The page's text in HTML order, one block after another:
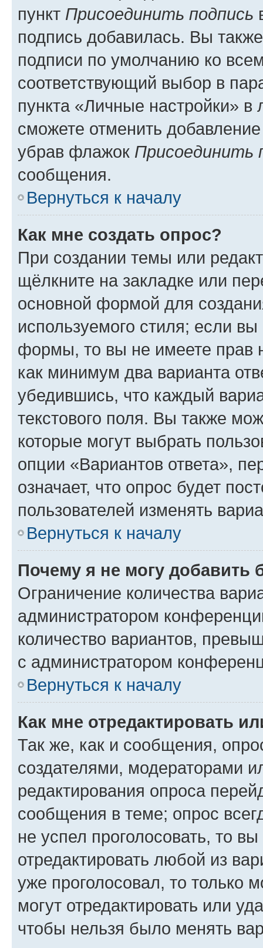
пункт Присоединить подпись
подпись добавилась. Вы
подписи по умолчанию ко
соответствующий выбор в
пункта «Личные настройки»
сможете отменить
убрав флажок Присоединить
сообщения.
Вернуться к началу
Как мне создать опрос?
При создании темы или
щёлкните на закладке или
основной формой для
используемого стиля; если
формы, то вы не имеете прав
как минимум два варианта
убедившись, что каждый
текстового поля. Вы также
которые могут выбрать
опции «Вариантов ответа»,
означает, что опрос будет
пользователей изменять
Вернуться к началу
Почему я не могу добавить
Ограничение количества
администратором
количество вариантов,
с администратором
Вернуться к началу
Как мне отредактировать
Так же, как и сообщения,
создателями, модераторами
редактирования опроса
сообщения в теме; опрос
не успел проголосовать, то
отредактировать любой из
уже проголосовал, то только
могут отредактировать или
чтобы нельзя было менять